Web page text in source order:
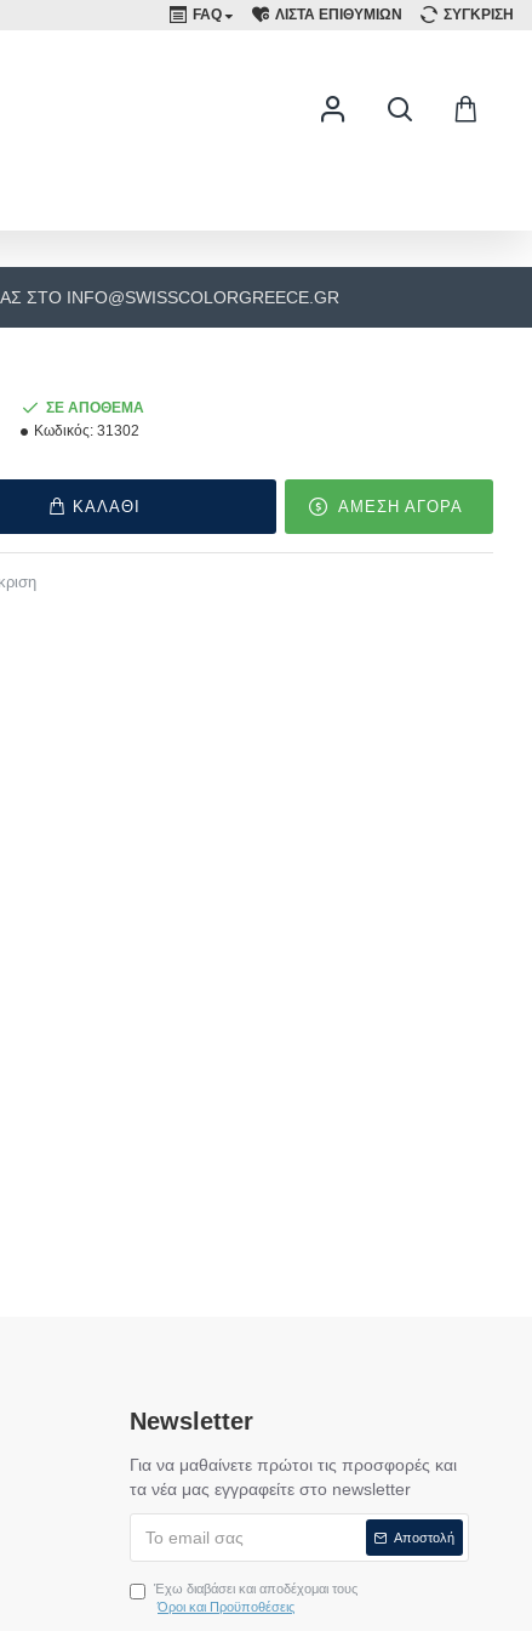
FAQ ΛΙΣΤΑ ΕΠΙΘΥΜΙΩΝ ΣΥΓΚΡΙΣΗ
ΣΤΟ INFO@SWISSCOLORGREECE.GR
ΣΕ ΑΠΟΘΕΜΑ
Κωδικός: 31302
ΚΑΛΑΘΙ ΑΜΕΣΗ ΑΓΟΡΑ
Newsletter
Για να μαθαίνετε πρώτοι τις προσφορές και
τα νέα μας εγγραφείτε στο newsletter
Αποστολή
Έχω διαβάσει και αποδέχομαι τους
Όροι και Προϋποθέσεις